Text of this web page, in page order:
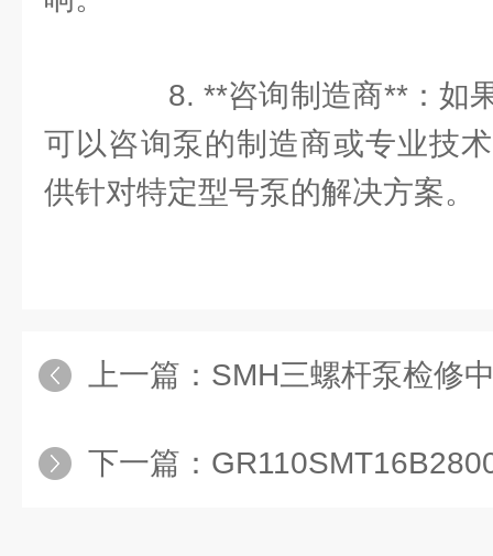
8. **咨询制造商**：如
可以咨询泵的制造商或专业技
供针对特定型号泵的解决方案。
上一篇： SMH三螺杆泵检修中
下一篇：